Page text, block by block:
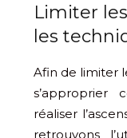
Limiter
les
Afin de limiter
s’approprier
réaliser
retrouvons